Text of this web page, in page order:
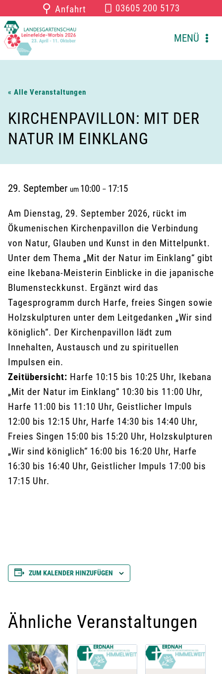
Inhalt
springen
⚲ Anfahrt 03605 200 5173
MENÜ
« Alle Veranstaltungen
KIRCHENPAVILLON: MIT DER
NATUR IM EINKLANG
29. September um 10:00 – 17:15
Am Dienstag, 29. September 2026, rückt im
Ökumenischen Kirchenpavillon die Verbindung
von Natur, Glauben und Kunst in den Mittelpunkt.
Unter dem Thema „Mit der Natur im Einklang“ gibt
eine Ikebana-Meisterin Einblicke in die japanische
Blumensteckkunst. Ergänzt wird das
Tagesprogramm durch Harfe, freies Singen sowie
Holzskulpturen unter dem Leitgedanken „Wir sind
königlich“. Der Kirchenpavillon lädt zum
Innehalten, Austausch und zu spirituellen
Impulsen ein.
Zeitübersicht: Harfe 10:15 bis 10:25 Uhr, Ikebana
„Mit der Natur im Einklang“ 10:30 bis 11:00 Uhr,
Harfe 11:00 bis 11:10 Uhr, Geistlicher Impuls
12:00 bis 12:15 Uhr, Harfe 14:30 bis 14:40 Uhr,
Freies Singen 15:00 bis 15:20 Uhr, Holzskulpturen
„Wir sind königlich“ 16:00 bis 16:20 Uhr, Harfe
16:30 bis 16:40 Uhr, Geistlicher Impuls 17:00 bis
17:15 Uhr.
ZUM KALENDER HINZUFÜGEN
Ähnliche Veranstaltungen